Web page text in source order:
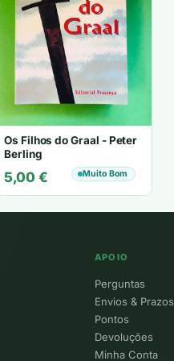
Os Filhos do Graal - Peter
Berling
5,00 € Muito Bom
APOIO
Perguntas
Envios & Prazos
Pontos
Devoluções
Minha Conta